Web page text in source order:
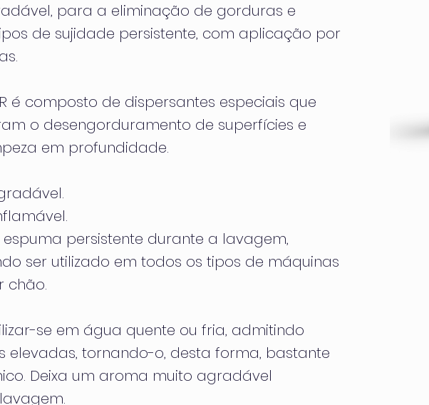
para a eliminação de gorduras e
de sujidade persistente, com aplicação por
é composto de dispersantes especiais que
o desengorduramento de superfícies e
em profundidade.
espuma persistente durante a lavagem,
ser utilizado em todos os tipos de máquinas
chão.
se em água quente ou fria, admitindo
elevadas, tornando-o, desta forma, bastante
Deixa um aroma muito agradável